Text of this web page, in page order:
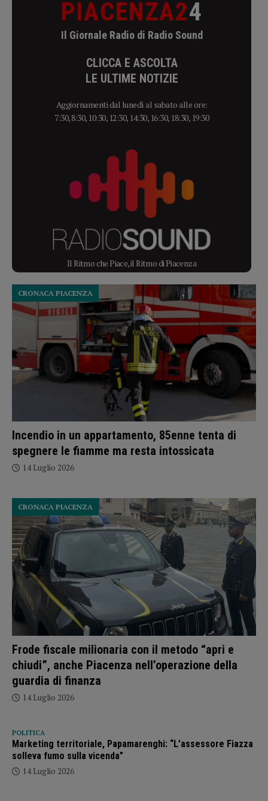
PIACENZA24
Il Giornale Radio di Radio Sound
CLICCA E ASCOLTA
LE ULTIME NOTIZIE
Aggiornamenti dal lunedì al sabato alle ore:
7:30, 8:30, 10:30, 12:30, 14:30, 16:30, 18:30, 19:30
Il Ritmo che Piace, il Ritmo di Piacenza
Incendio in un appartamento, 85enne tenta di
spegnere le fiamme ma resta intossicata
CRONACA PIACENZA
14 Luglio 2026
Frode fiscale milionaria con il metodo “apri e
chiudi”, anche Piacenza nell’operazione della
guardia di finanza
CRONACA PIACENZA
14 Luglio 2026
POLITICA
Marketing territoriale, Papamarenghi: “L’assessore Fiazza
solleva fumo sulla vicenda”
14 Luglio 2026